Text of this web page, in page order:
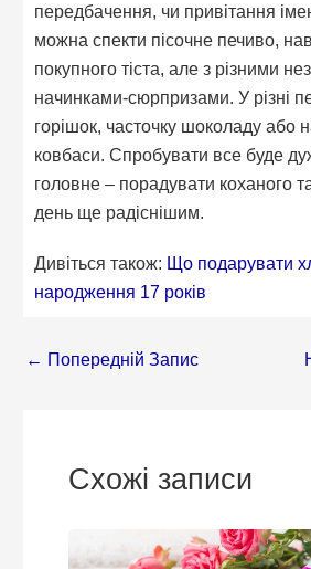
передбачення, чи привітання
можна спекти пісочне печиво,
покупного тіста, але з різними
начинками-сюрпризами. У різні
горішок, часточку шоколаду або
ковбаси. Спробувати все буде
головне – порадувати коханого
день ще радіснішим.
Дивіться також: Що подарувати
народження 17 років
← Попередній Запис
Схожі записи